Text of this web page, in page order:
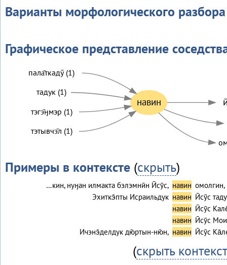
Варианты морфологического разбора
Графическое представление
навин
пала̄ткадӯ (1)
тадук (1)
тэгэ̄ӈмэр (1)
тэтывчэ̄л (1)
Примеры в контексте(скрыть)
…кин, нуӈан илмакта бэлэмнӣн Ӣсӯс, навин омолгин,
Эхиткэ̄пты Исраильдук навин Ӣсӯс
навин Ӣсӯс
навин Ӣсӯс
Ичэнэ̄делдук дю̄ртын-ню̄н, навин Ӣсӯс
(скрыть контекст